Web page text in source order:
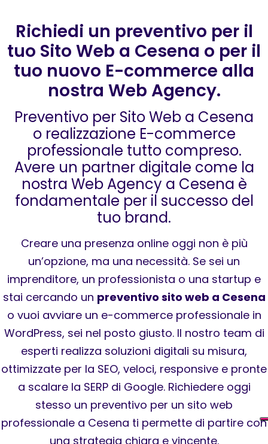
Richiedi un preventivo per il
tuo Sito Web a Cesena o per il
tuo nuovo E-commerce alla
nostra Web Agency.
Preventivo per Sito Web a Cesena
o realizzazione E-commerce
professionale tutto compreso.
Avere un partner digitale come la
nostra Web Agency a Cesena è
fondamentale per il successo del
tuo brand.
Creare una presenza online oggi non è più
un’opzione, ma una necessità. Se sei un
imprenditore, un professionista o una startup e
stai cercando un preventivo sito web a Cesena
o vuoi avviare un e-commerce professionale in
WordPress, sei nel posto giusto. Il nostro team di
esperti realizza soluzioni digitali su misura,
ottimizzate per la SEO, veloci, responsive e pronte
a scalare la SERP di Google. Richiedere oggi
stesso un preventivo per un sito web
professionale a Cesena ti permette di partire con
una strategia chiara e vincente.